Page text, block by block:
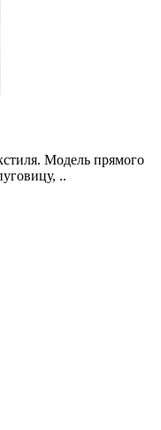
Модель прямого
..